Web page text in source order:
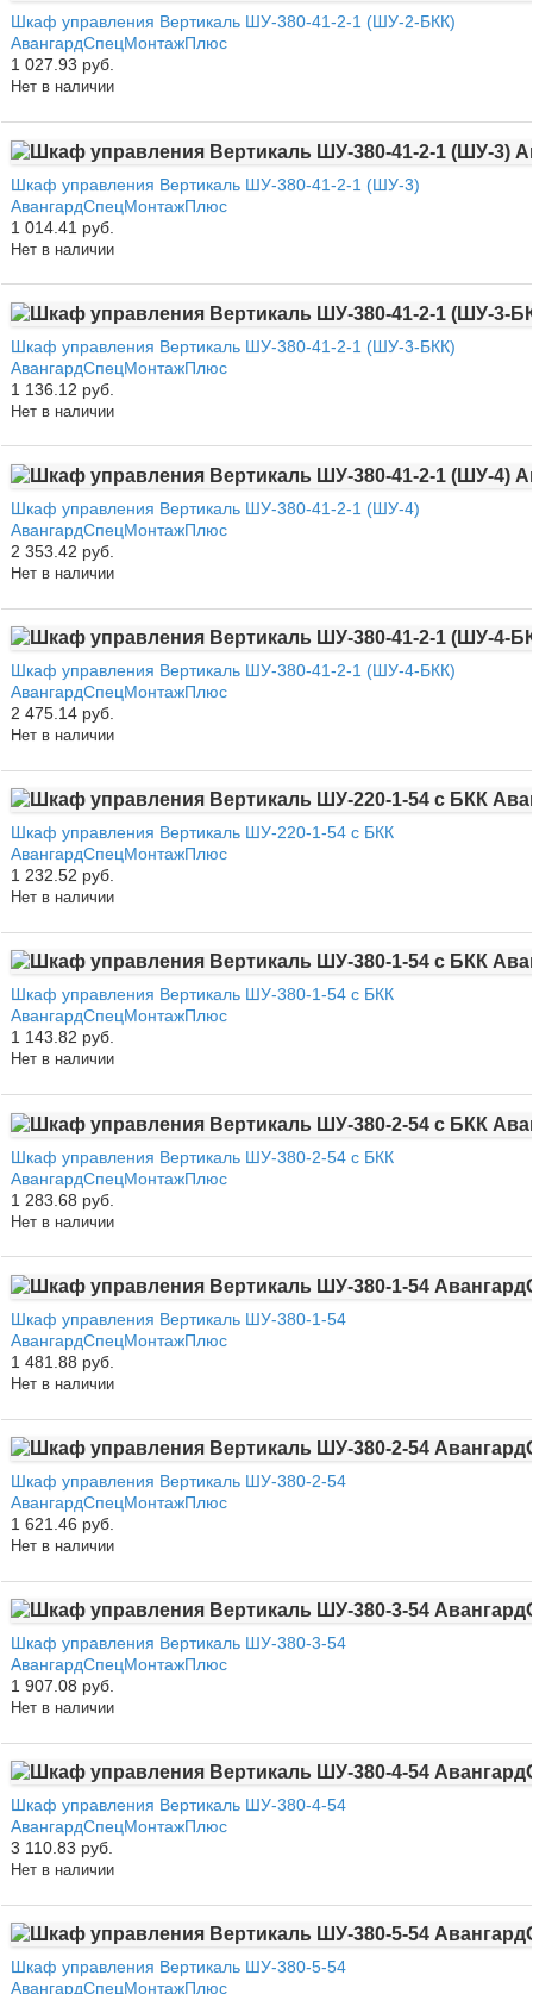
Шкаф управления Вертикаль ШУ-380-41-2-1 (ШУ-2-БКК)
АвангардСпецМонтажПлюс
1 027.93 руб.
Нет в наличии
Шкаф управления Вертикаль ШУ-380-41-2-1 (ШУ-3)
АвангардСпецМонтажПлюс
1 014.41 руб.
Нет в наличии
Шкаф управления Вертикаль ШУ-380-41-2-1 (ШУ-3-БКК)
АвангардСпецМонтажПлюс
1 136.12 руб.
Нет в наличии
Шкаф управления Вертикаль ШУ-380-41-2-1 (ШУ-4)
АвангардСпецМонтажПлюс
2 353.42 руб.
Нет в наличии
Шкаф управления Вертикаль ШУ-380-41-2-1 (ШУ-4-БКК)
АвангардСпецМонтажПлюс
2 475.14 руб.
Нет в наличии
Шкаф управления Вертикаль ШУ-220-1-54 с БКК
АвангардСпецМонтажПлюс
1 232.52 руб.
Нет в наличии
Шкаф управления Вертикаль ШУ-380-1-54 с БКК
АвангардСпецМонтажПлюс
1 143.82 руб.
Нет в наличии
Шкаф управления Вертикаль ШУ-380-2-54 с БКК
АвангардСпецМонтажПлюс
1 283.68 руб.
Нет в наличии
Шкаф управления Вертикаль ШУ-380-1-54
АвангардСпецМонтажПлюс
1 481.88 руб.
Нет в наличии
Шкаф управления Вертикаль ШУ-380-2-54
АвангардСпецМонтажПлюс
1 621.46 руб.
Нет в наличии
Шкаф управления Вертикаль ШУ-380-3-54
АвангардСпецМонтажПлюс
1 907.08 руб.
Нет в наличии
Шкаф управления Вертикаль ШУ-380-4-54
АвангардСпецМонтажПлюс
3 110.83 руб.
Нет в наличии
Шкаф управления Вертикаль ШУ-380-5-54
АвангардСпецМонтажПлюс